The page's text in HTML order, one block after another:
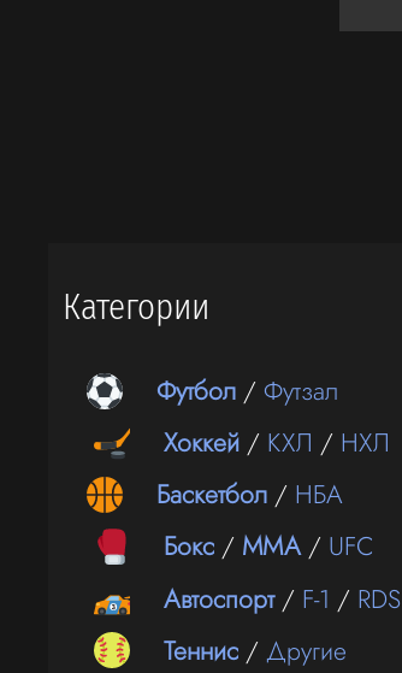
Категории
Футбол /Футзал
Хоккей / КХЛ / НХЛ
Баскетбол / НБА
Бокс / ММА/ UFC
Автоспорт/ F-1 / RDS
Теннис /Другие